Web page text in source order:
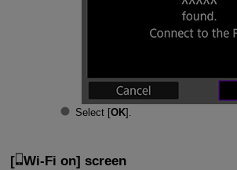
Select [OK].
[ Wi-Fi on] screen